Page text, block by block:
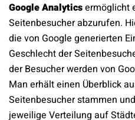
Google Analyticsermöglicht
Seitenbesucher abzurufen.
die von Google generierten
Geschlecht der
der Besucher werden von
Man erhält einen Überblick
Seitenbesucher stammen
jeweilige Verteilung auf